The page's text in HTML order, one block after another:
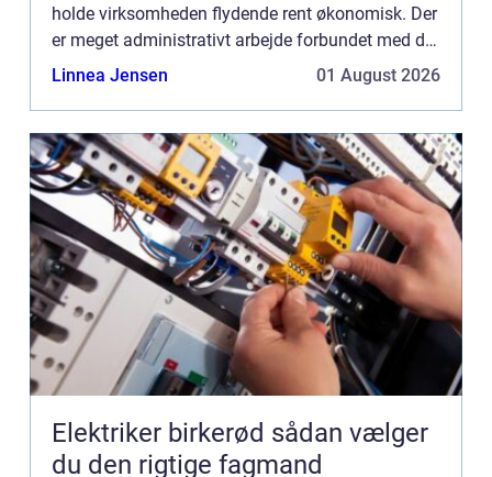
holde virksomheden flydende rent økonomisk. Der
er meget administrativt arbejde forbundet med det
skattemæssige, men a...
Linnea Jensen 01 August 2026
Elektriker birkerød sådan vælger
du den rigtige fagmand